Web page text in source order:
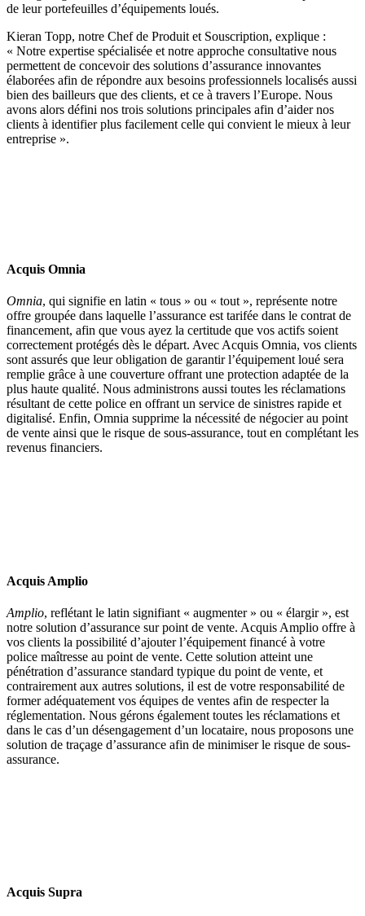
de leur portefeuilles d’équipements loués.
Kieran Topp, notre Chef de Produit et Souscription, explique :
« Notre expertise spécialisée et notre approche consultative nous
permettent de concevoir des solutions d’assurance innovantes
élaborées afin de répondre aux besoins professionnels localisés aussi
bien des bailleurs que des clients, et ce à travers l’Europe. Nous
avons alors défini nos trois solutions principales afin d’aider nos
clients à identifier plus facilement celle qui convient le mieux à leur
entreprise ».
Acquis Omnia
Omnia, qui signifie en latin « tous » ou « tout », représente notre
offre groupée dans laquelle l’assurance est tarifée dans le contrat de
financement, afin que vous ayez la certitude que vos actifs soient
correctement protégés dès le départ. Avec Acquis Omnia, vos clients
sont assurés que leur obligation de garantir l’équipement loué sera
remplie grâce à une couverture offrant une protection adaptée de la
plus haute qualité. Nous administrons aussi toutes les réclamations
résultant de cette police en offrant un service de sinistres rapide et
digitalisé. Enfin, Omnia supprime la nécessité de négocier au point
de vente ainsi que le risque de sous-assurance, tout en complétant les
revenus financiers.
Acquis Amplio
Amplio, reflétant le latin signifiant « augmenter » ou « élargir », est
notre solution d’assurance sur point de vente. Acquis Amplio offre à
vos clients la possibilité d’ajouter l’équipement financé à votre
police maîtresse au point de vente. Cette solution atteint une
pénétration d’assurance standard typique du point de vente, et
contrairement aux autres solutions, il est de votre responsabilité de
former adéquatement vos équipes de ventes afin de respecter la
réglementation. Nous gérons également toutes les réclamations et
dans le cas d’un désengagement d’un locataire, nous proposons une
solution de traçage d’assurance afin de minimiser le risque de sous-
assurance.
Acquis Supra